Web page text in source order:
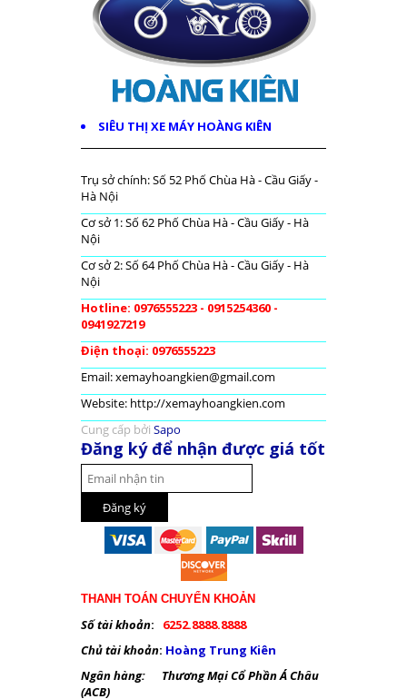
SIÊU THỊ XE MÁY HOÀNG KIÊN
Trụ sở chính: Số 52 Phố Chùa Hà - Cầu Giấy -
Hà Nội
Cơ sở 1: Số 62 Phố Chùa Hà - Cầu Giấy - Hà
Nội
Cơ sở 2: Số 64 Phố Chùa Hà - Cầu Giấy - Hà
Nội
Hotline: 0976555223 - 0915254360 -
0941927219
Điện thoại: 0976555223
Email: xemayhoangkien@gmail.com
Website: http://xemayhoangkien.com
Cung cấp bởi Sapo
Đăng ký để nhận được giá tốt
THANH TOÁN CHUYỂN KHOẢN
Số tài khoản:
6252.8888.8888
Chủ tài khoản: Hoàng Trung Kiên
Ngân hàng: Thương Mại Cổ Phần Á Châu
(ACB)